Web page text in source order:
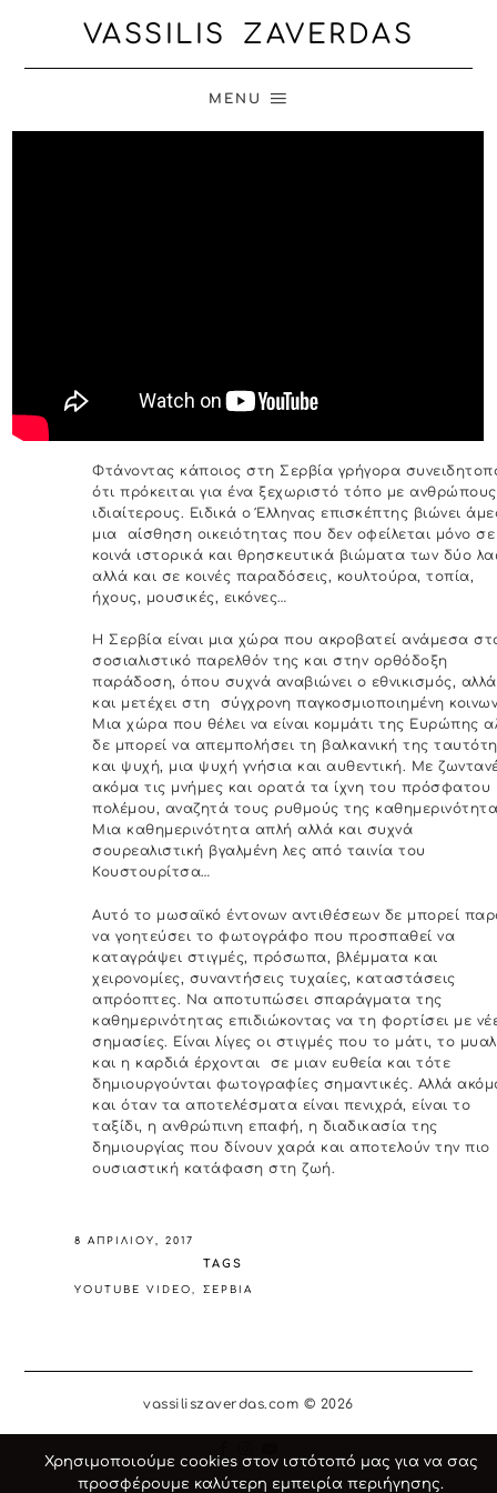
VASSILIS ZAVERDAS
MENU
Φτάνοντας κάποιος στη Σερβία γρήγορα
ότι πρόκειται για ένα ξεχωριστό τόπο με ανθρώπους
ιδιαίτερους. Ειδικά ο Έλληνας επισκέπτης βιώνει
μια αίσθηση οικειότητας που δεν οφείλεται μόνο σε
κοινά ιστορικά και θρησκευτικά βιώματα των δύο
αλλά και σε κοινές παραδόσεις, κουλτούρα, τοπία,
ήχους, μουσικές, εικόνες…
Η Σερβία είναι μια χώρα που ακροβατεί ανάμεσα
σοσιαλιστικό παρελθόν της και στην ορθόδοξη
παράδοση, όπου συχνά αναβιώνει ο εθνικισμός, αλλά
και μετέχει στη σύγχρονη παγκοσμιοποιημένη
Μια χώρα που θέλει να είναι κομμάτι της Ευρώπης
δε μπορεί να απεμπολήσει τη βαλκανική της
και ψυχή, μια ψυχή γνήσια και αυθεντική. Με
ακόμα τις μνήμες και ορατά τα ίχνη του πρόσφατου
πολέμου, αναζητά τους ρυθμούς της
Μια καθημερινότητα απλή αλλά και συχνά
σουρεαλιστική βγαλμένη λες από ταινία του
Κουστουρίτσα…
Αυτό το μωσαϊκό έντονων αντιθέσεων δε μπορεί
να γοητεύσει το φωτογράφο που προσπαθεί να
καταγράψει στιγμές, πρόσωπα, βλέμματα και
χειρονομίες, συναντήσεις τυχαίες, καταστάσεις
απρόοπτες. Να αποτυπώσει σπαράγματα της
καθημερινότητας επιδιώκοντας να τη φορτίσει με
σημασίες. Είναι λίγες οι στιγμές που το μάτι, το
και η καρδιά έρχονται σε μιαν ευθεία και τότε
δημιουργούνται φωτογραφίες σημαντικές. Αλλά
και όταν τα αποτελέσματα είναι πενιχρά, είναι το
ταξίδι, η ανθρώπινη επαφή, η διαδικασία της
δημιουργίας που δίνουν χαρά και αποτελούν την πιο
ουσιαστική κατάφαση στη ζωή.
8 ΑΠΡΙΛΊΟΥ, 2017
TAGS
YOUTUBE VIDEO ΣΕΡΒΙΑ
vassiliszaverdas.com © 2026
Χρησιμοποιούμε cookies στον ιστότοπό μας για να σας
προσφέρουμε καλύτερη εμπειρία περιήγησης.